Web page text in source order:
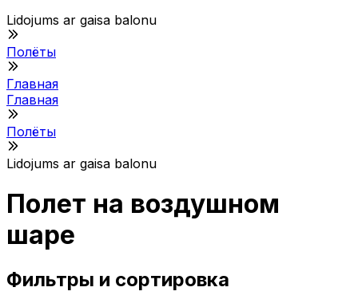
Lidojums ar gaisa balonu
Полёты
Главная
Главная
Полёты
Lidojums ar gaisa balonu
Полет на воздушном
шаре
Фильтры и сортировка